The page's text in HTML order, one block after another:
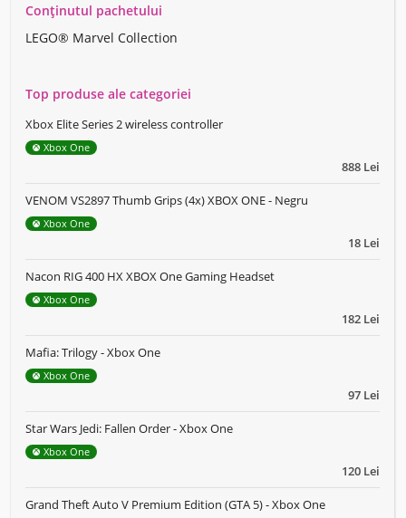
Conținutul pachetului
LEGO® Marvel Collection
Top produse ale categoriei
888 Lei
Xbox Elite Series 2 wireless controller
Xbox One
18 Lei
VENOM VS2897 Thumb Grips (4x) XBOX ONE - Negru
Xbox One
182 Lei
Nacon RIG 400 HX XBOX One Gaming Headset
Xbox One
97 Lei
Mafia: Trilogy - Xbox One
Xbox One
120 Lei
Star Wars Jedi: Fallen Order - Xbox One
Xbox One
Grand Theft Auto V Premium Edition (GTA 5) - Xbox One